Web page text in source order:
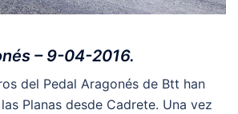
– 9-04-2016.
del Pedal Aragonés de Btt han
Planas desde Cadrete. Una vez